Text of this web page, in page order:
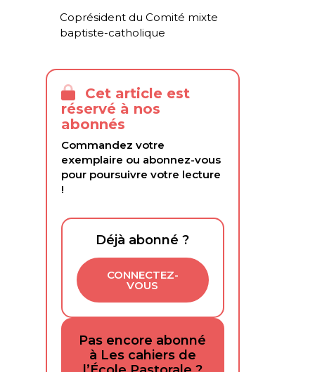
Coprésident du Comité mixte
baptiste-catholique
Cet article est
réservé à nos
abonnés
Commandez votre
exemplaire ou abonnez-vous
pour poursuivre votre lecture
!
Déjà abonné ?
CONNECTEZ-
VOUS
Pas encore abonné
à Les cahiers de